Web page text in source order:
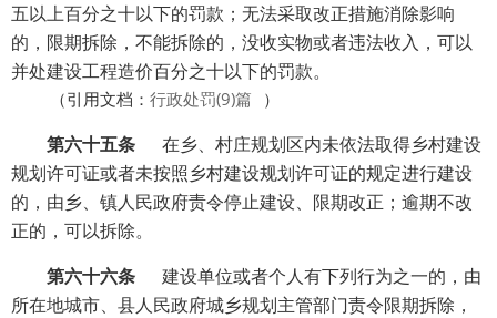
五以上百分之十以下的罚款；无法采取改正措施消除影响
的，限期拆除，不能拆除的，没收实物或者违法收入，可以
并处建设工程造价百分之十以下的罚款。
（引用文档： 行政处罚(9)篇 ）
第六十五条
在乡、村庄规划区内未依法取得乡村建设
规划许可证或者未按照乡村建设规划许可证的规定进行建设
的，由乡、镇人民政府责令停止建设、限期改正；逾期不改
正的，可以拆除。
第六十六条
建设单位或者个人有下列行为之一的，由
所在地城市、县人民政府城乡规划主管部门责令限期拆除，